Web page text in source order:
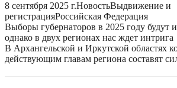
8 сентября 2025 г.НовостьВыдвижение и
регистрацияРоссийская Федерация
Выборы губернаторов в 2025 году будут
однако в двух регионах нас ждет интрига
В Архангельской и Иркутской областях
действующим главам региона составят